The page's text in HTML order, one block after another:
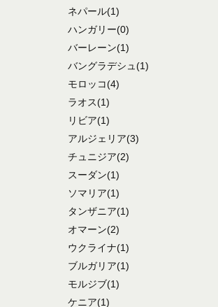
ネパール(1)
ハンガリー(0)
バーレーン(1)
バングラデシュ (1)
モロッコ(4)
ラオス(1)
リビア(1)
アルジェリア(3)
チュニジア(2)
スーダン(1)
ソマリア(1)
タンザニア(1)
オマーン(2)
ウクライナ(1)
ブルガリア(1)
モルジブ(1)
ケニア(1)